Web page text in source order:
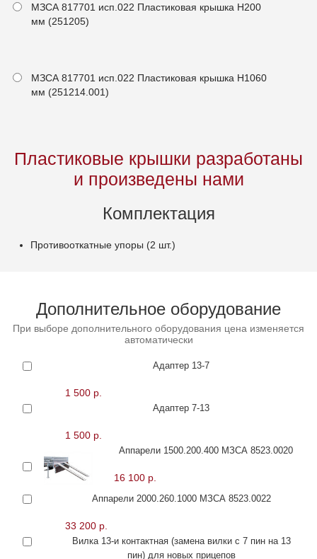
МЗСА 817701 исп.022 Пластиковая крышка Н200
мм (251205)
МЗСА 817701 исп.022 Пластиковая крышка Н1060
мм (251214.001)
Пластиковые крышки разработаны
и произведены нами
Комплектация
Противооткатные упоры (2 шт.)
Дополнительное оборудование
При выборе дополнительного оборудования цена изменяется
автоматически
Адаптер 13-7
1 500 р.
Адаптер 7-13
1 500 р.
Аппарели 1500.200.400 МЗСА 8523.0020
16 100 р.
Аппарели 2000.260.1000 МЗСА 8523.0022
33 200 р.
Вилка 13-и контактная (замена вилки с 7 пин на 13
пин) для новых прицепов